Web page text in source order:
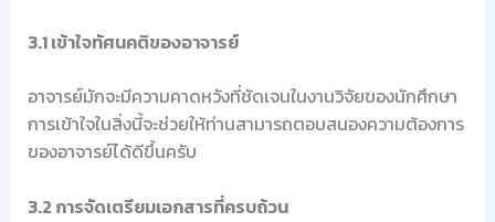
3.1 เข้าใจทัศนคติของอาจารย์
อาจารย์มักจะมีความคาดหวังที่ชัดเจนในงานวิจัยของนักศึกษา
การเข้าใจในสิ่งนี้จะช่วยให้ท่านสามารถตอบสนองความต้องการ
ของอาจารย์ได้ดีขึ้นครับ
3.2 การจัดเตรียมเอกสารที่ครบถ้วน